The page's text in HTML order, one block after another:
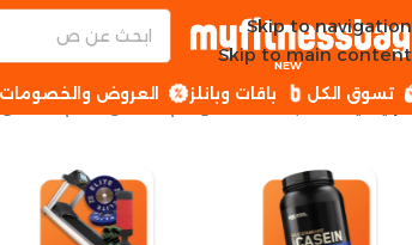
Skip to navigation
Skip to main content
تسوق الكل باقات وبانلز
NEW
العروض والخصومات الرئيسية منتجات تحت الوسم “ملحق دعم